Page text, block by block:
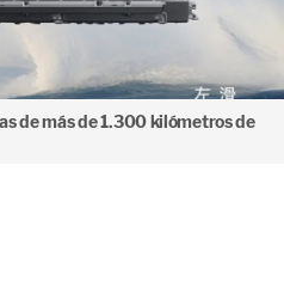
de más de 1.300 kilómetros de